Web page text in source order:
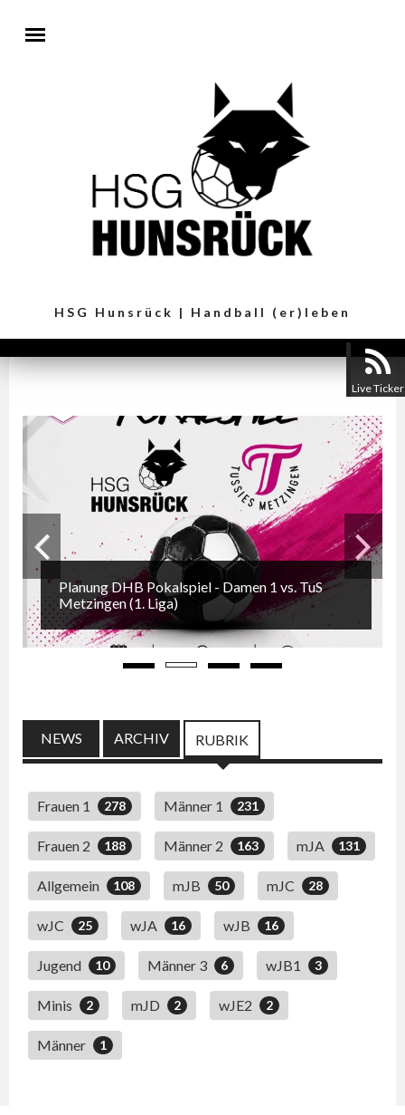
HSG Hunsrück | Handball (er)leben
Planung DHB Pokalspiel - Damen 1 vs. TuS
Metzingen (1. Liga)
Zurück
NEWS ARCHIV RUBRIK
Frauen 1 278 Männer 1 231
Frauen 2 188 Männer 2 163 mJA 131
Allgemein 108 mJB 50 mJC 28
wJC 25 wJA 16 wJB 16
Jugend 10 Männer 3 6 wJB1 3
Minis 2 mJD 2 wJE2 2
Männer 1
Live Ticker